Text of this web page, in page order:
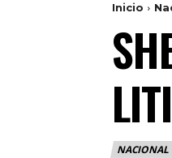
Inicio
NACIONAL